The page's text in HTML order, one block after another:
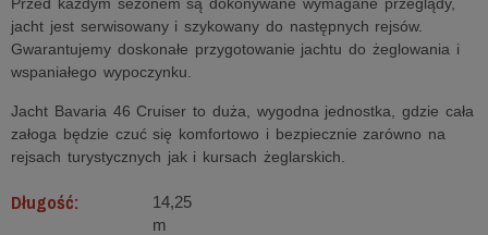
jacht jest serwisowany i szykowany do następnych rejsów.
Gwarantujemy doskonałe przygotowanie jachtu do żeglowania i
wspaniałego wypoczynku.
Jacht Bavaria 46 Cruiser to duża, wygodna jednostka, gdzie cała
załoga będzie czuć się komfortowo i bezpiecznie zarówno na
rejsach turystycznych jak i kursach żeglarskich.
Długość:
14,25
m